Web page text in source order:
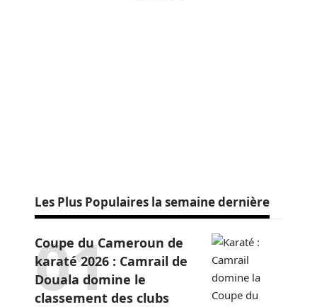
Les Plus Populaires la semaine dernière
Coupe du Cameroun de
karaté 2026 : Camrail de
Douala domine le
classement des clubs